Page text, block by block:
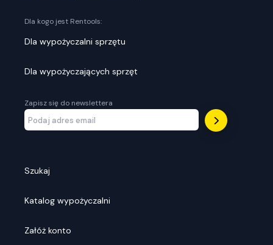
Dla kogo jest Rentools:
Dla wypożyczalni sprzętu
Dla wypożyczających sprzęt
Zapisz się do newslettera
Szukaj
Katalog wypożyczalni
Załóż konto